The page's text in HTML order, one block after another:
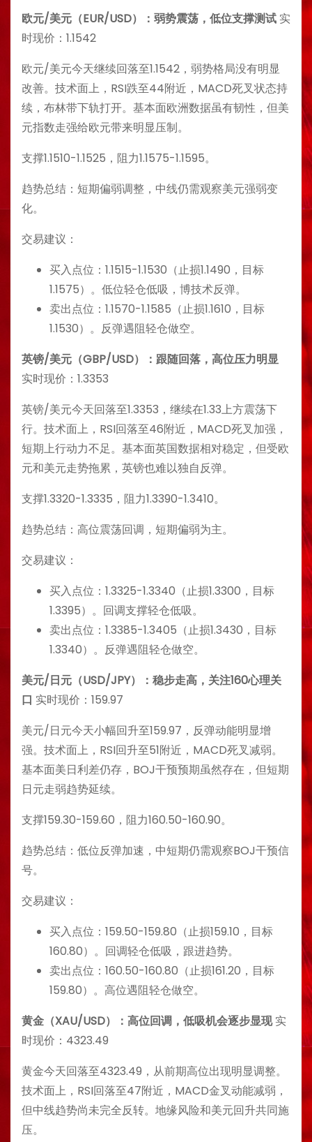
欧元/美元（EUR/USD）：弱势震荡，低位支撑测试 实
时现价：1.1542
欧元/美元今天继续回落至1.1542，弱势格局没有明显
改善。技术面上，RSI跌至44附近，MACD死叉状态持
续，布林带下轨打开。基本面欧洲数据虽有韧性，但美
元指数走强给欧元带来明显压制。
支撑1.1510-1.1525，阻力1.1575-1.1595。
趋势总结：短期偏弱调整，中线仍需观察美元强弱变
化。
交易建议：
买入点位：1.1515-1.1530（止损1.1490，目标
1.1575）。低位轻仓低吸，博技术反弹。
卖出点位：1.1570-1.1585（止损1.1610，目标
1.1530）。反弹遇阻轻仓做空。
英镑/美元（GBP/USD）：跟随回落，高位压力明显
实时现价：1.3353
英镑/美元今天回落至1.3353，继续在1.33上方震荡下
行。技术面上，RSI回落至46附近，MACD死叉加强，
短期上行动力不足。基本面英国数据相对稳定，但受欧
元和美元走势拖累，英镑也难以独自反弹。
支撑1.3320-1.3335，阻力1.3390-1.3410。
趋势总结：高位震荡回调，短期偏弱为主。
交易建议：
买入点位：1.3325-1.3340（止损1.3300，目标
1.3395）。回调支撑轻仓低吸。
卖出点位：1.3385-1.3405（止损1.3430，目标
1.3340）。反弹遇阻轻仓做空。
美元/日元（USD/JPY）：稳步走高，关注160心理关
口 实时现价：159.97
美元/日元今天小幅回升至159.97，反弹动能明显增
强。技术面上，RSI回升至51附近，MACD死叉减弱。
基本面美日利差仍存，BOJ干预预期虽然存在，但短期
日元走弱趋势延续。
支撑159.30-159.60，阻力160.50-160.90。
趋势总结：低位反弹加速，中短期仍需观察BOJ干预信
号。
交易建议：
买入点位：159.50-159.80（止损159.10，目标
160.80）。回调轻仓低吸，跟进趋势。
卖出点位：160.50-160.80（止损161.20，目标
159.80）。高位遇阻轻仓做空。
黄金（XAU/USD）：高位回调，低吸机会逐步显现实
时现价：4323.49
黄金今天回落至4323.49，从前期高位出现明显调整。
技术面上，RSI回落至47附近，MACD金叉动能减弱，
但中线趋势尚未完全反转。地缘风险和美元回升共同施
压。